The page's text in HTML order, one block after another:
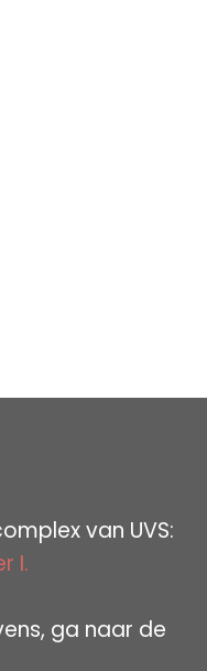
van UVS:
I.
ga naar de